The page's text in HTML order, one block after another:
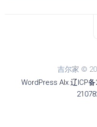
吉尔家 ©
WordPress Alx.辽ICP